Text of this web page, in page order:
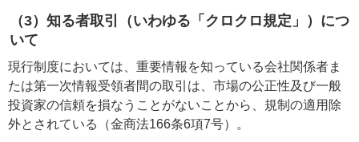
（3）知る者取引（いわゆる「クロクロ規定」）につ
いて
現行制度においては、重要情報を知っている会社関係者ま
たは第一次情報受領者間の取引は、市場の公正性及び一般
投資家の信頼を損なうことがないことから、規制の適用除
外とされている（金商法166条6項7号）。